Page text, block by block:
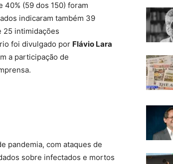
40% (59 dos 150) foram
indicaram também 39
25 intimidações
foi divulgado por Flávio Lara
a participação de
pandemia, com ataques de
sobre infectados e mortos